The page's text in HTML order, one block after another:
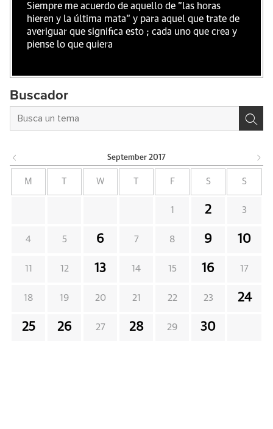
Siempre me acuerdo de aquello de "las horas
hieren y la última mata" y para aquel que trate de
averiguar que significa esto ; cada uno que crea y
piense lo que quiera
Buscador
September 2017
M W F S S
1 2 3
4 5 6 7 8 9 10
11 12 13 14 15 16 17
18 19 20 21 22 23 24
25 26 27 28 29 30